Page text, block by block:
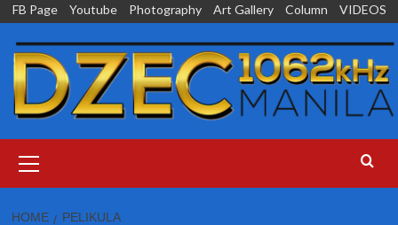
Skip
content
FB Page Youtube Photography Art Gallery Column VIDEOS
Menu
HOME PELIKULA